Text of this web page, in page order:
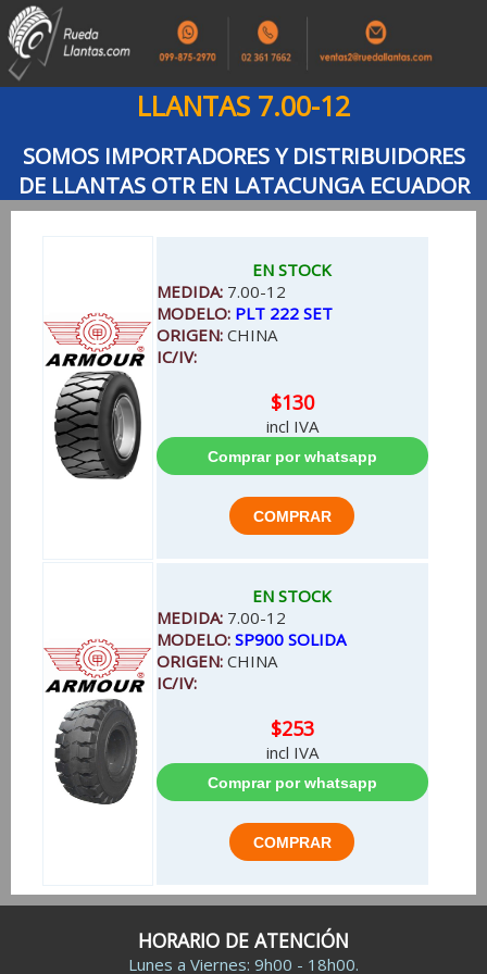
LLANTAS 7.00-12
SOMOS IMPORTADORES Y DISTRIBUIDORES
DE LLANTAS OTR EN LATACUNGA ECUADOR
EN STOCK
MEDIDA: 7.00-12
MODELO: PLT 222 SET
ORIGEN: CHINA
IC/IV:
$130
incl IVA
EN STOCK
MEDIDA: 7.00-12
MODELO: SP900 SOLIDA
ORIGEN: CHINA
IC/IV:
$253
incl IVA
HORARIO DE ATENCIÓN
Lunes a Viernes: 9h00 - 18h00.